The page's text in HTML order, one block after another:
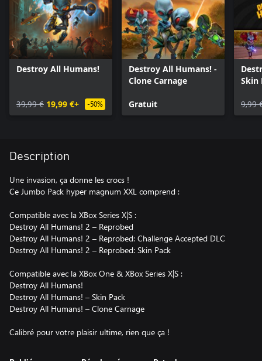
Destroy All Humans!
39,99 € 19,99 €+ -50%
Destroy All Humans! -
Clone Carnage
Gratuit
Skin
9,99
Description
Une invasion, ça donne les crocs !
Ce Jumbo Pack hyper magnum XXL comprend :
Compatible avec la XBox Series X|S :
Destroy All Humans! 2 – Reprobed
Destroy All Humans! 2 – Reprobed: Challenge Accepted DLC
Destroy All Humans! 2 – Reprobed: Skin Pack
Compatible avec la XBox One & XBox Series X|S :
Destroy All Humans!
Destroy All Humans! – Skin Pack
Destroy All Humans! – Clone Carnage
Calibré pour votre plaisir ultime, rien que ça !